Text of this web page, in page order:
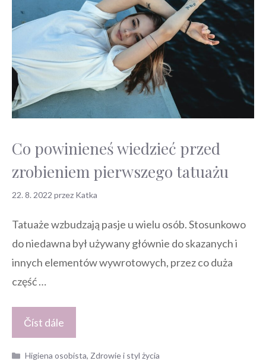
Co powinieneś wiedzieć przed
zrobieniem pierwszego tatuażu
22. 8. 2022 przez Katka
Tatuaże wzbudzają pasje u wielu osób. Stosunkowo
do niedawna był używany głównie do skazanych i
innych elementów wywrotowych, przez co duża
część …
Číst dále
Kategorie
Higiena osobista, Zdrowie i styl życia